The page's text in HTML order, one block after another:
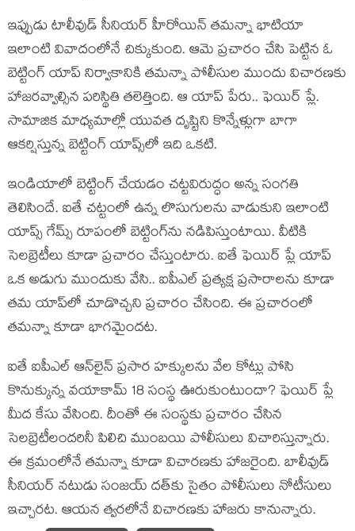
ఇప్పుడు టాలీవుడ్ సీనియర్ హీరోయిన్ తమన్నా భాటియా
ఇలాంటి వివాదంలోనే చిక్కుకుంది. ఆమె ప్రచారం చేసి పెట్టిన ఓ
బెట్టింగ్ యాప్ నిర్వాకానికి తమన్నా పోలీసుల ముందు విచారణకు
హాజరవ్వాల్సిన పరిస్థితి తలెత్తింది. ఆ యాప్ పేరు.. ఫెయిర్ ప్లే.
సామాజిక మాధ్యమాల్లో యువత దృష్టిని కొన్నేళ్లుగా బాగా
ఆకర్షిస్తున్న బెట్టింగ్ యాప్స్‌లో ఇది ఒకటి.
ఇండియాలో బెట్టింగ్ చేయడం చట్టవిరుద్ధం అన్న సంగతి
తెలిసిందే. ఐతే చట్టంలో ఉన్న లొసుగులను వాడుకుని ఇలాంటి
యాప్స్ గేమ్స్ రూపంలో బెట్టింగ్‌ను నడిపిస్తుంటాయి. వీటికి
సెలబ్రెటీలు కూడా ప్రచారం చేస్తుంటారు. ఐతే ఫెయిర్ ప్లే యాప్
ఒక అడుగు ముందుకు వేసి.. ఐపీఎల్ ప్రత్యక్ష ప్రసారాలను కూడా
తమ యాప్‌లో చూడొచ్చని ప్రచారం చేసింది. ఈ ప్రచారంలో
తమన్నా కూడా భాగమైందట.
ఐతే ఐపీఎల్ ఆన్‌లైన్ ప్రసార హక్కులను వేల కోట్లు పోసి
కొనుక్కున్న వయాకామ్ 18 సంస్థ ఊరుకుంటుందా? ఫెయిర్ ప్లే
మీద కేసు వేసింది. దీంతో ఈ సంస్థకు ప్రచారం చేసిన
సెలబ్రెటీలందరినీ పిలిచి ముంబయి పోలీసులు విచారిస్తున్నారు.
ఈ క్రమంలోనే తమన్నా కూడా విచారణకు హాజరైంది. బాలీవుడ్
సీనియర్ నటుడు సంజయ్ దత్‌కు సైతం పోలీసులు నోటీసులు
ఇచ్చారట. ఆయన త్వరలోనే విచారణకు హాజరు కానున్నారు.